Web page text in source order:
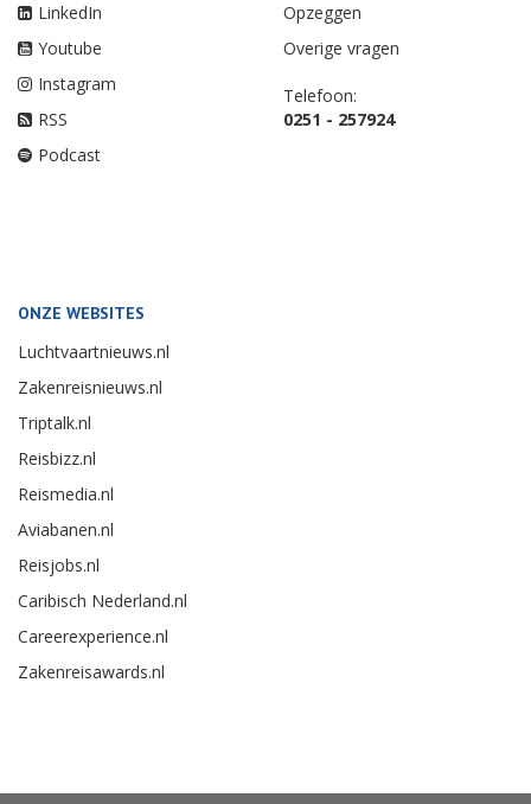
LinkedIn
Youtube
Instagram
RSS
Podcast
Opzeggen
Overige vragen
Telefoon:
0251 - 257924
ONZE WEBSITES
Luchtvaartnieuws.nl
Zakenreisnieuws.nl
Triptalk.nl
Reisbizz.nl
Reismedia.nl
Aviabanen.nl
Reisjobs.nl
Caribisch Nederland.nl
Careerexperience.nl
Zakenreisawards.nl